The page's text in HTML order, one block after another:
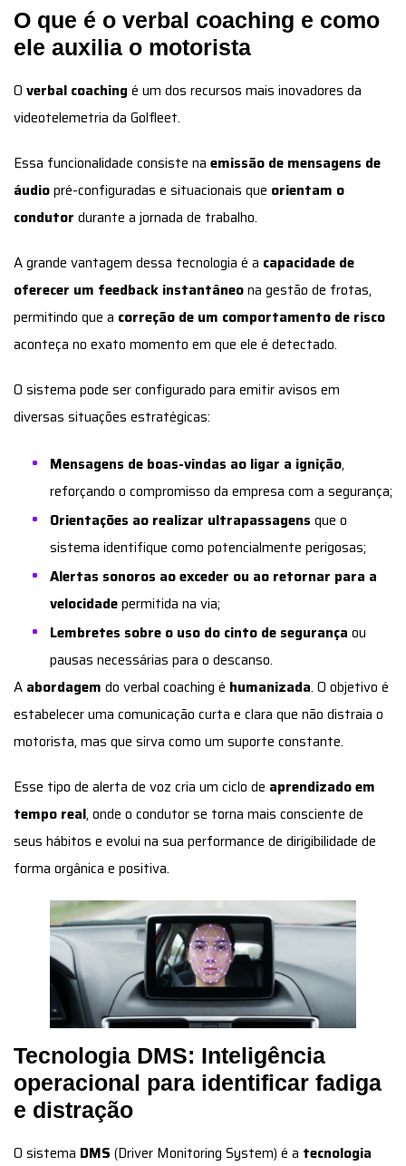
O que é o verbal coaching e como
ele auxilia o motorista
O verbal coaching é um dos recursos mais inovadores da
videotelemetria da Golfleet.
Essa funcionalidade consiste na emissão de mensagens de
áudiopré-configuradas e situacionais que orientam o
condutor durante a jornada de trabalho.
A grande vantagem dessa tecnologia é a capacidade de
oferecer um feedback instantâneona gestão de frotas,
permitindo que a correção de um comportamento de risco
aconteça no exato momento em que ele é detectado.
O sistema pode ser configurado para emitir avisos em
diversas situações estratégicas:
Mensagens de boas-vindas ao ligar a ignição,
reforçando o compromisso da empresa com a segurança;
Orientações ao realizar ultrapassagens que o
sistema identifique como potencialmente perigosas;
Alertas sonoros ao exceder ou ao retornar para a
velocidadepermitida na via;
Lembretes sobre o uso do cinto de segurança ou
pausas necessárias para o descanso.
A abordagem do verbal coaching é humanizada. O objetivo é
estabelecer uma comunicação curta e clara que não distraia o
motorista, mas que sirva como um suporte constante.
Esse tipo de alerta de voz cria um ciclo de aprendizado em
tempo real, onde o condutor se torna mais consciente de
seus hábitos e evolui na sua performance de dirigibilidade de
forma orgânica e positiva.
Tecnologia DMS: Inteligência
operacional para identificar fadiga
e distração
O sistema DMS (Driver Monitoring System) é a tecnologia